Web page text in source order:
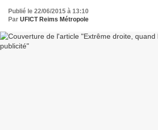
Publié le 22/06/2015 à 13:10
Par UFICT Reims Métropole